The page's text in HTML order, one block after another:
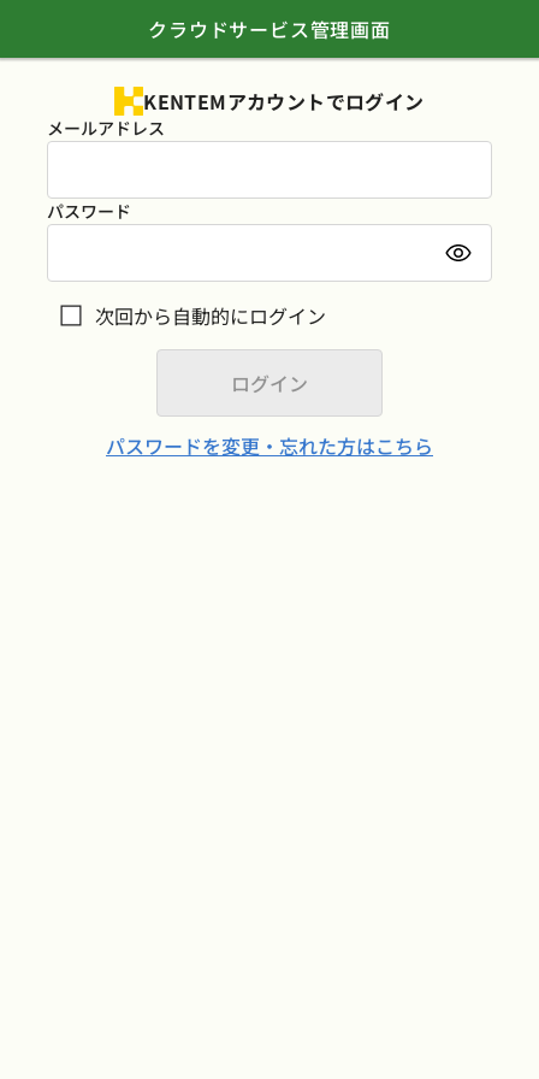
クラウドサービス管理画面
KENTEMアカウントでログイン
メールアドレス
パスワード
次回から自動的にログイン
パスワードを変更・忘れた方はこちら